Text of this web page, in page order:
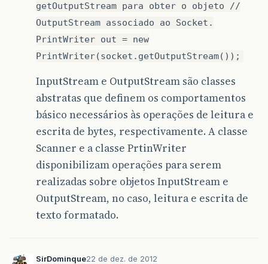
getOutputStream para obter o objeto //
OutputStream associado ao Socket.
PrintWriter out = new
PrintWriter(socket.getOutputStream());
InputStream e OutputStream são classes
abstratas que definem os comportamentos
básico necessários às operações de leitura e
escrita de bytes, respectivamente. A classe
Scanner e a classe PrtinWriter
disponibilizam operações para serem
realizadas sobre objetos InputStream e
OutputStream, no caso, leitura e escrita de
texto formatado.
SirDominque22 de dez. de 2012